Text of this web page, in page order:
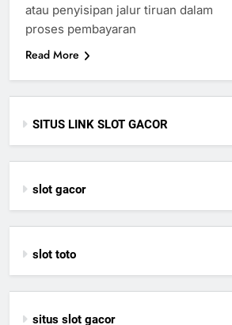
atau penyisipan jalur tiruan dalam
proses pembayaran
Read More
SITUS LINK SLOT GACOR
slot gacor
slot toto
situs slot gacor